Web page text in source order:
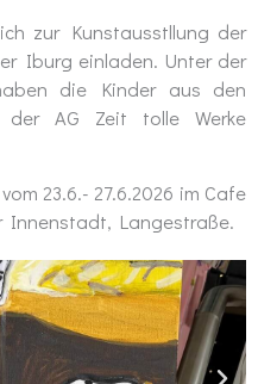
zur Kunstausstllung der
Iburg einladen. Unter der
die Kinder aus den
AG Zeit tolle Werke
23.6.- 27.6.2026 im Cafe
Innenstadt, Langestraße.